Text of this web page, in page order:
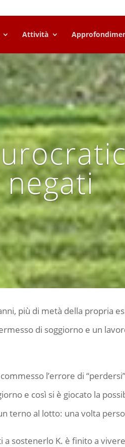
Attività
negati
più di metà della propria
di soggiorno e un
l’errore di
e così si è giocato la
terno al lotto: una volta
sostenerlo K. è finito a